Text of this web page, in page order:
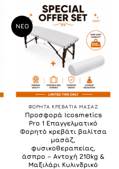
ΝΕΟ
ΦΟΡΗΤΑ ΚΡΕΒΑΤΙΑ ΜΑΣΑΖ
Προσφορά Icosmetics
Pro 1 Επαγγελματικό
Φορητό κρεβάτι βαλίτσα
μασάζ,
φυσικοθεραπείας,
άσπρο – Αντοχή 210kg &
Μαξιλάρι Κυλινδρικό